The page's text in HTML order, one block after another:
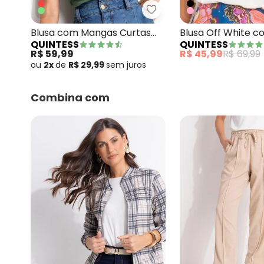
Quintess - Blusa com
Blusa com Mangas Curtas
Verde Militar
QUINTESS
R$ 59,99
ou 2xde R$ 29,99sem juros
Blusa Off White
V e Bolso Frontal
QUINTESS
R$ 45,99R$ 69,99
Combina com